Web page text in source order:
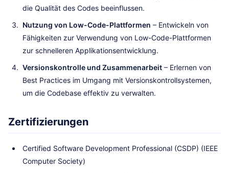
die Qualität des Codes beeinflussen.
Nutzung von Low-Code-Plattformen – Entwickeln von
Fähigkeiten zur Verwendung von Low-Code-Plattformen
zur schnelleren Applikationsentwicklung.
Versionskontrolle und Zusammenarbeit – Erlernen von
Best Practices im Umgang mit Versionskontrollsystemen,
um die Codebase effektiv zu verwalten.
Zertifizierungen
Certified Software Development Professional (CSDP) (IEEE
Computer Society)